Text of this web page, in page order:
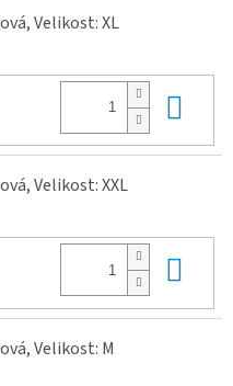
Velikost: XL
Velikost: XXL
Velikost: M